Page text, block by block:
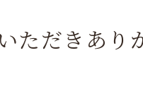
ただきあり